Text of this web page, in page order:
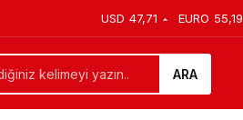
USD 47,71 EURO 55,19
ARA